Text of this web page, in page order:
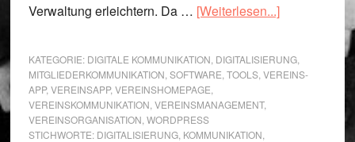
Verwaltung erleichtern. Da … [Weiterlesen...]
optimale
KATEGORIE: DIGITALE KOMMUNIKATION DIGITALISIERUNG,
MITGLIEDERKOMMUNIKATION SOFTWARE TOOLS, VEREINS-
APP, VEREINSAPP, VEREINSHOMEPAGE
VEREINSKOMMUNIKATION VEREINSMANAGEMENT,
VEREINSORGANISATION WORDPRESS
STICHWORTE: DIGITALISIERUNG, KOMMUNIKATION